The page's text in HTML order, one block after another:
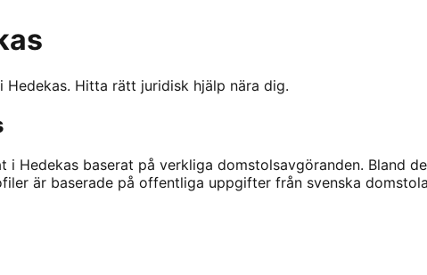
Hedekas. Hitta rätt juridisk hjälp nära dig.
i Hedekas baserat på verkliga domstolsavgöranden. Bland de
är baserade på offentliga uppgifter från svenska